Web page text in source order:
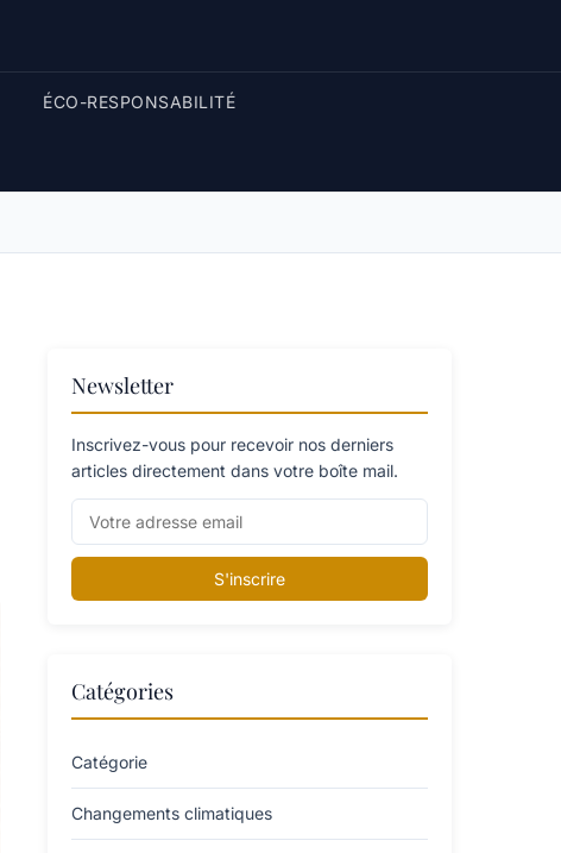
ÉCO-RESPONSABILITÉ
Newsletter
Inscrivez-vous pour recevoir nos derniers
articles directement dans votre boîte mail.
S'inscrire
Catégories
Catégorie
Changements climatiques